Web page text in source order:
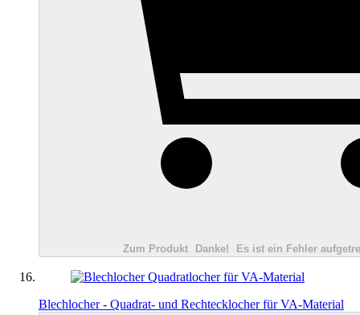
Zum Produkt Danke! Es ist ein Fehler
Blechlocher - Quadrat- und Rechtecklocher für VA-Material